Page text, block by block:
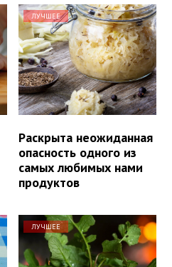
ЛУЧШЕЕ
Раскрыта неожиданная
опасность одного из
самых любимых нами
продуктов
ЛУЧШЕЕ